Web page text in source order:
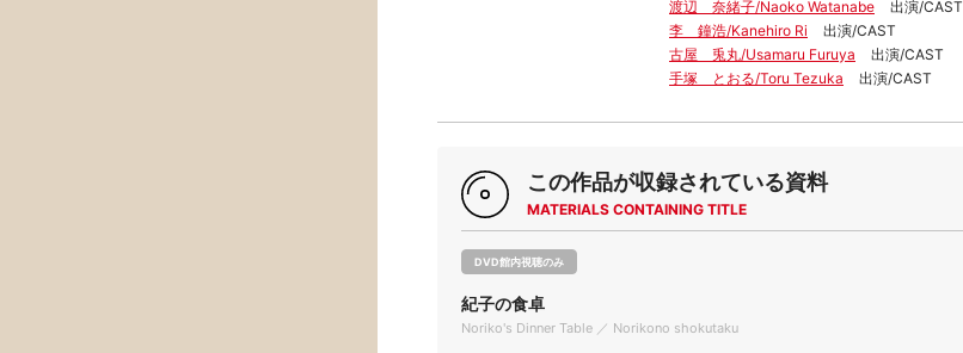
渡辺 奈緒子/Naoko Watanabe
出演/CAST
李 鐘浩/Kanehiro Ri
出演/CAST
古屋 兎丸/Usamaru Furuya
出演/CAST
手塚 とおる/Toru Tezuka
出演/CAST
この作品が収録されている資料
MATERIALS CONTAINING TITLE
DVD館内視聴のみ
紀子の食卓
Noriko's Dinner Table ／ Norikono shokutaku